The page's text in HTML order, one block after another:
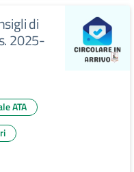
di
2025-
ATA